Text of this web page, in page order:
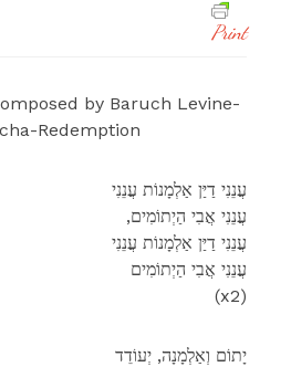
Print
by Baruch Levine-
Redemption
עֲנֵנִי דַיַּן אַלְמָנוֹת עֲנֵנִי
,עֲנֵנִי אֲבִי הַיְתוֹמִים
עֲנֵנִי דַיַּן אַלְמָנוֹת עֲנֵנִי
עֲנֵנִי אֲבִי הַיְתוֹמִים
(x2)
יָתוֹם וְאַלְמָנָה, יְעוֹדֵד